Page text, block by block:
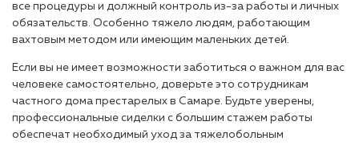
все процедуры и должный контроль из-за работы и личных
обязательств. Особенно тяжело людям, работающим
вахтовым методом или имеющим маленьких детей.
Если вы не имеет возможности заботиться о важном для вас
человеке самостоятельно, доверьте это сотрудникам
частного дома престарелых в Самаре. Будьте уверены,
профессиональные сиделки с большим стажем работы
обеспечат необходимый уход за тяжелобольным